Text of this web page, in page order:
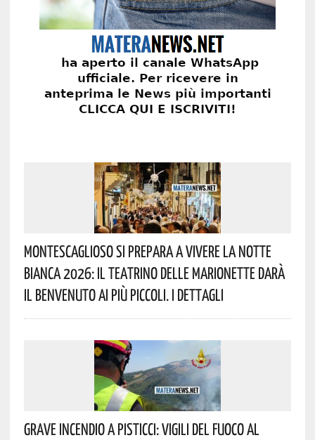
Montescaglioso Si Prepara A Vivere La Notte
Bianca 2026: Il Teatrino Delle Marionette Darà
Il Benvenuto Ai Più Piccoli. I Dettagli
Grave Incendio A Pisticci: Vigili Del Fuoco Al